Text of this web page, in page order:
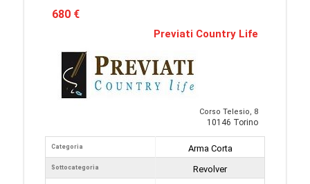
680 €
Previati Country Life
Corso Telesio, 8
10146 Torino
Categoria
Sottocategoria
Arma Corta
Revolver